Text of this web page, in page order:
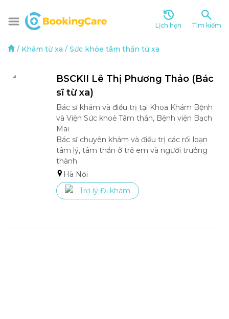
Lịch hẹn Tìm kiếm
/ Khám từ xa / Sức khỏe tâm thần từ xa
BSCKII Lê Thị Phương Thảo (Bác
sĩ từ xa)
Bác sĩ khám và điều trị tại Khoa Khám Bệnh
và Viện Sức khoẻ Tâm thần, Bệnh viện Bạch
Mai
Bác sĩ chuyên khám và điều trị các rối loạn
tâm lý, tâm thần ở trẻ em và người trưởng
thành
Hà Nội
Trợ lý Đi khám